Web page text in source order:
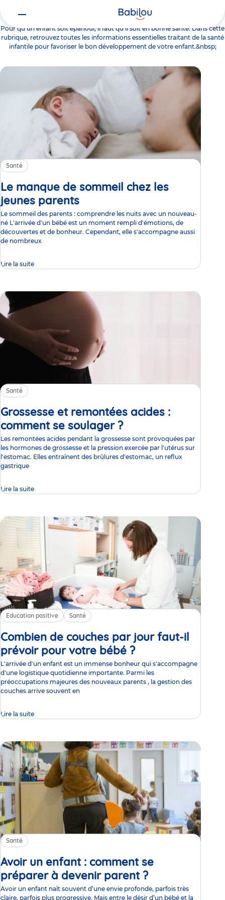
Santé
Pour qu’un enfant soit épanoui, il faut qu’il soit en bonne santé. Dans cette
rubrique, retrouvez toutes les informations essentielles traitant de la santé
infantile pour favoriser le bon développement de votre enfant.&nbsp;
Santé
Le manque de sommeil chez les
jeunes parents
Le sommeil des parents : comprendre les nuits avec un nouveau-
né L'arrivée d'un bébé est un moment rempli d'émotions, de
découvertes et de bonheur. Cependant, elle s'accompagne aussi
de nombreux
Lire la suite
Santé
Grossesse et remontées acides :
comment se soulager ?Article
Les remontées acides pendant la grossesse sont provoquées par
les hormones de grossesse et la pression exercée par l'utérus sur
l'estomac. Elles entraînent des brûlures d'estomac, un reflux
gastrique
Lire la suite
Education positive Santé
Combien de couches par jour faut-il
prévoir pour votre bébé ?Article
L'arrivée d'un enfant est un immense bonheur qui s'accompagne
d'une logistique quotidienne importante. Parmi les
préoccupations majeures des nouveaux parents , la gestion des
couches arrive souvent en
Lire la suite
Santé
Avoir un enfant : comment se
préparer à devenir parent ?Article
Avoir un enfant naît souvent d’une envie profonde, parfois très
claire, parfois plus progressive. Mais entre le désir d’un bébé et la